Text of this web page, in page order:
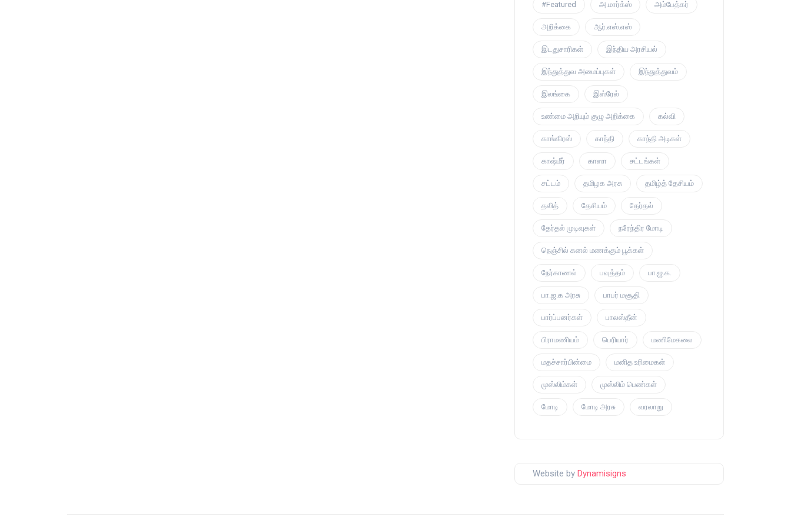
#Featured அ.மார்க்ஸ் அம்பேத்கர்
அறிக்கை ஆர்.எஸ்.எஸ்
இடதுசாரிகள் இந்திய அரசியல்
இந்துத்துவ அமைப்புகள் இந்துத்துவம்
இலங்கை இஸ்ரேல்
உண்மை அறியும் குழு அறிக்கை கல்வி
காங்கிரஸ் காந்தி காந்தி அடிகள்
காஷ்மீர் காஸா சட்டங்கள்
சட்டம் தமிழக அரசு தமிழ்த் தேசியம்
தலித் தேசியம் தேர்தல்
தேர்தல் முடிவுகள் நரேந்திர மோடி
நெஞ்சில் கனல் மணக்கும் பூக்கள்
நேர்காணல் பவுத்தம் பா.ஜ.க.
பா.ஜ.க அரசு பாபர் மசூதி
பார்ப்பனர்கள் பாலஸ்தீன்
பிராமணியம் பெரியார் மணிமேகலை
மதச்சார்பின்மை மனித உரிமைகள்
முஸ்லிம்கள் முஸ்லிம் பெண்கள்
மோடி மோடி அரசு வரலாறு
Website by Dynamisigns